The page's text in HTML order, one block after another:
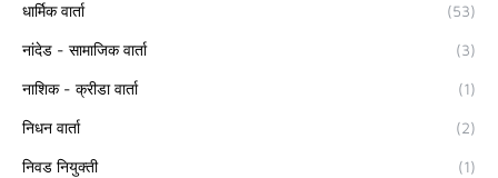
धार्मिक वार्ता (53)
नांदेड - सामाजिक वार्ता (3)
नाशिक - क्रीडा वार्ता (1)
निधन वार्ता (2)
निवड नियुक्ती (1)